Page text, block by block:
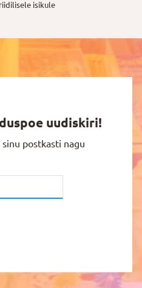
isikule
uudiskiri!
postkasti nagu